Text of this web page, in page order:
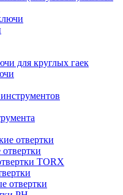
для круглых гаек
отвертки
TORX
отвертки